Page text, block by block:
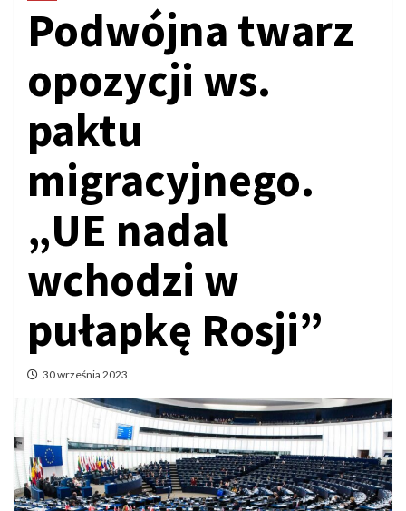
Podwójna twarz
opozycji ws.
paktu
migracyjnego.
„UE nadal
wchodzi w
pułapkę Rosji”
30 września 2023